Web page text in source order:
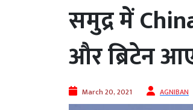
समुद्र में
और ब्रिटेन
March 20, 2021 AGNIBAN